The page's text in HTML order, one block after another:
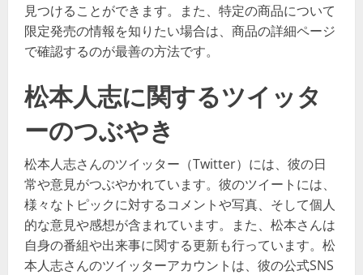
見つけることができます。また、特定の商品について
限定発売の情報を知りたい場合は、商品の詳細ページ
で確認するのが最善の方法です。
松本人志に関するツイッタ
ーのつぶやき
松本人志さんのツイッター（Twitter）には、彼の日
常や意見がつぶやかれています。彼のツイートには、
様々なトピックに対するコメントや写真、そして個人
的な意見や感想が含まれています。また、松本さんは
自身の番組や出来事に関する更新も行っています。松
本人志さんのツイッターアカウントは、彼の公式SNS